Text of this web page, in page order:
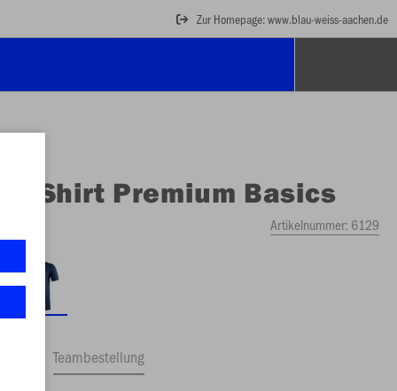
Zur Homepage: www.blau-weiss-aachen.de
T-Shirt Premium Basics
Artikelnummer: 6129
Teambestellung